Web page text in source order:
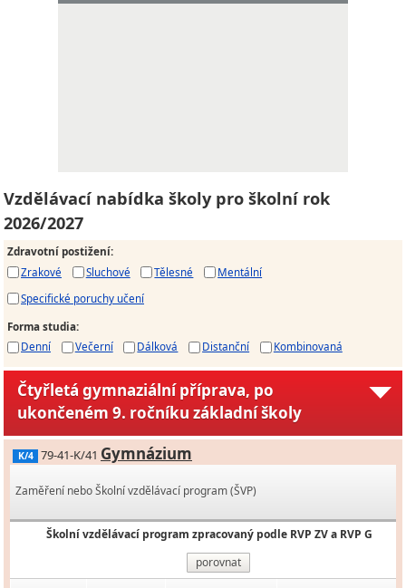
Vzdělávací nabídka školy pro školní rok
2026/2027
Zdravotní postižení:
Zrakové
Sluchové Tělesné
Mentální
Specifické poruchy učení
Forma studia:
Denní
Večerní Dálková Distanční Kombinovaná
Čtyřletá gymnaziální příprava, po
ukončeném 9. ročníku základní školy
K/4 79-41-K/41 Gymnázium
Zaměření nebo Školní vzdělávací program (ŠVP)
Školní vzdělávací program zpracovaný podle RVP ZV a RVP G
porovnat